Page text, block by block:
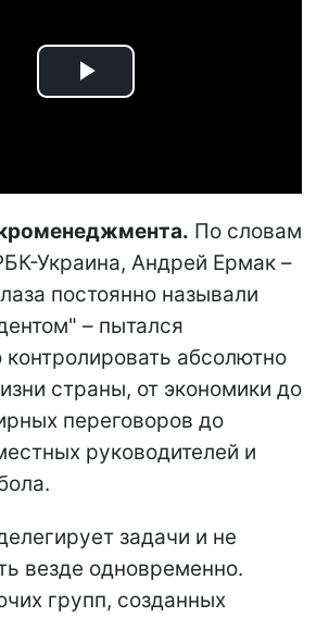
Play
По словам
Украина, Андрей Ермак –
постоянно называли
– пытался
контролировать абсолютно
страны, от экономики до
переговоров до
руководителей и
задачи и не
везде одновременно.
групп, созданных